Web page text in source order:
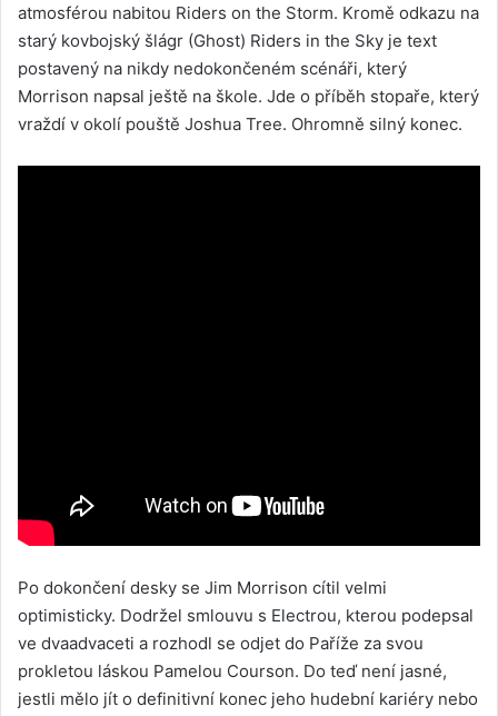
atmosférou nabitou Riders on the Storm. Kromě odkazu na
starý kovbojský šlágr (Ghost) Riders in the Sky je text
postavený na nikdy nedokončeném scénáři, který
Morrison napsal ještě na škole. Jde o příběh stopaře, který
vraždí v okolí pouště Joshua Tree. Ohromně silný konec.
Po dokončení desky se Jim Morrison cítil velmi
optimisticky. Dodržel smlouvu s Electrou, kterou podepsal
ve dvaadvaceti a rozhodl se odjet do Paříže za svou
prokletou láskou Pamelou Courson. Do teď není jasné,
jestli mělo jít o definitivní konec jeho hudební kariéry nebo